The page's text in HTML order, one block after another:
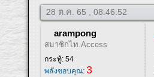
28 ต.ค. 65 , 08:46:52
arampong
สมาชิกไท.Access
กระทู้: 54
พลังขอบคุณ: 3